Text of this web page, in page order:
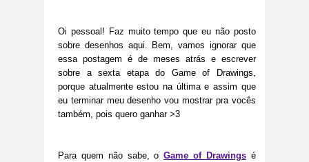
Oi pessoal! Faz muito tempo que eu não posto
sobre desenhos aqui. Bem, vamos ignorar que
essa postagem é de meses atrás e escrever
sobre a sexta etapa do Game of Drawings,
porque atualmente estou na última e assim que
eu terminar meu desenho vou mostrar pra vocês
também, pois quero ganhar >3
Para quem não sabe, oGame of Drawingsé